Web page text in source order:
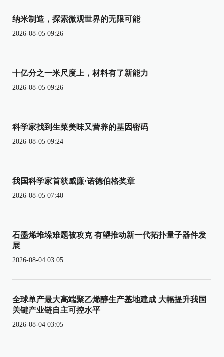
纳米制造，探索微观世界的无限可能
2026-08-05 09:26
十亿分之一米尺度上，材料有了新能力
2026-08-05 09:26
科学家找到生菜美味又营养的基因密码
2026-08-05 09:24
我国科学家首获威廉·诺德伯格奖章
2026-08-05 07:40
石墨烯堆垛难题被攻克 有望推动新一代拓扑量子器件发
展
2026-08-04 03:05
全球单产最大高端聚乙烯醇生产基地建成 大幅提升我国
关键产业链自主可控水平
2026-08-04 03:05